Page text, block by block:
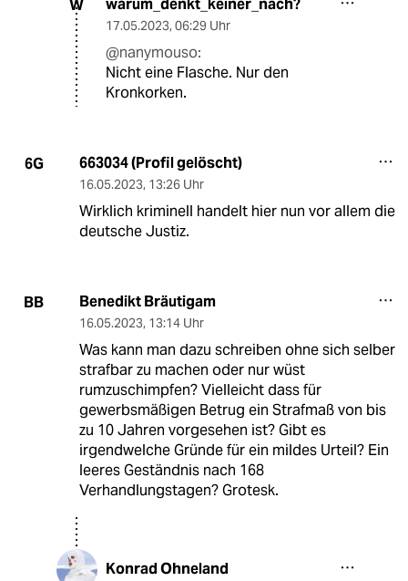
W warum_denkt_keiner_nach?
17.05.2023, 06:29 Uhr
@nanymouso:
Nicht eine Flasche. Nur den
Kronkorken.
6G 663034 (Profil gelöscht)
16.05.2023, 13:26 Uhr
Wirklich kriminell handelt hier nun vor allem die
deutsche Justiz.
BB Benedikt Bräutigam
16.05.2023, 13:14 Uhr
Was kann man dazu schreiben ohne sich selber
strafbar zu machen oder nur wüst
rumzuschimpfen? Vielleicht dass für
gewerbsmäßigen Betrug ein Strafmaß von bis
zu 10 Jahren vorgesehen ist? Gibt es
irgendwelche Gründe für ein mildes Urteil? Ein
leeres Geständnis nach 168
Verhandlungstagen? Grotesk.
Konrad Ohneland